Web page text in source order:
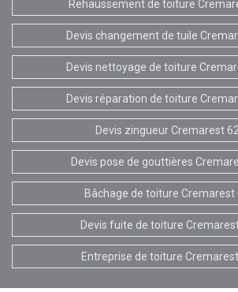
Rehaussement de toiture
Devis changement de tuile
Devis nettoyage de toiture
Devis réparation de toiture
Devis zingueur Cremarest
Devis pose de gouttières
Bâchage de toiture Cremarest
Devis fuite de toiture
Entreprise de toiture